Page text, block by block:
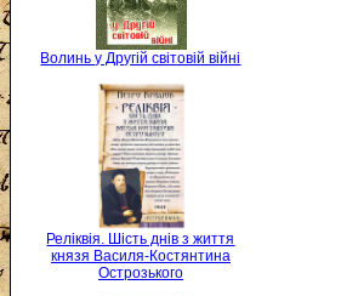
Волинь у Другій світовій війні
Реліквія. Шість днів з життя
князя Василя-Костянтина
Острозького